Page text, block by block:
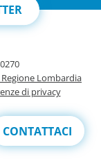
Lombardia
di privacy
CONTATTACI